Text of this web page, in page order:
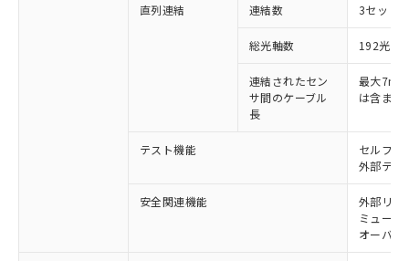
直列連結 連結数 3セット
総光軸数 192光軸
連結されたセン
サ間のケーブル
長
最大7m
は含まな
テスト機能
セルフテ
外部テス
安全関連機能
外部リレ
ミューテ
オーバー
以下の条件をお読みいただき、同意のうえ
本サービスは、当社制御機器事業取扱
非含有に対応した製品が提供可能な商品で
対応予定：EU RoHS指令（10物質）の非含
有に対応した製品に切り替える予定のある
対応予定なし：EU RoHS指令（10物質）の
非含有に非対応の商品で、対応品を出す予
調査・確認中：EU RoHS指令（10物質）の